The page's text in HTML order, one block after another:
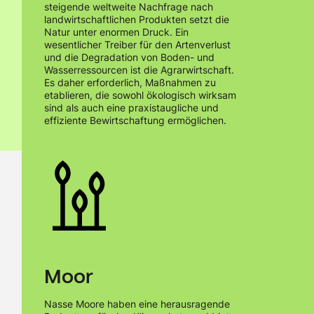
Tab 1
Tab 2
Tab 3
steigende weltweite Nachfrage nach
landwirtschaftlichen Produkten setzt die
Natur unter enormen Druck. Ein
wesentlicher Treiber für den Artenverlust
und die Degradation von Boden- und
Wasserressourcen ist die Agrarwirtschaft.
Es daher erforderlich, Maßnahmen zu
etablieren, die sowohl ökologisch wirksam
sind als auch eine praxistaugliche und
effiziente Bewirtschaftung ermöglichen.
Moor
Nasse Moore haben eine herausragende
Das Team der Stiftung